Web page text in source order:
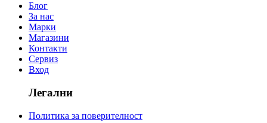
Блог
За нас
Марки
Магазини
Контакти
Сервиз
Вход
Легални
Политика за поверителност